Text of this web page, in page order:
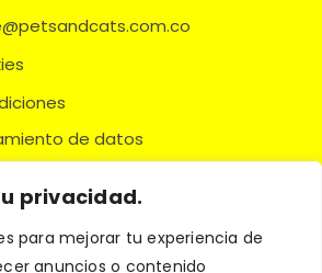
privacidad.
para mejorar tu experiencia de
anuncios o contenido
de datos
Síguenos en: